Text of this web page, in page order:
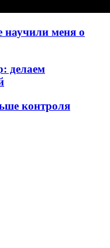
научили меня о
делаем
контроля